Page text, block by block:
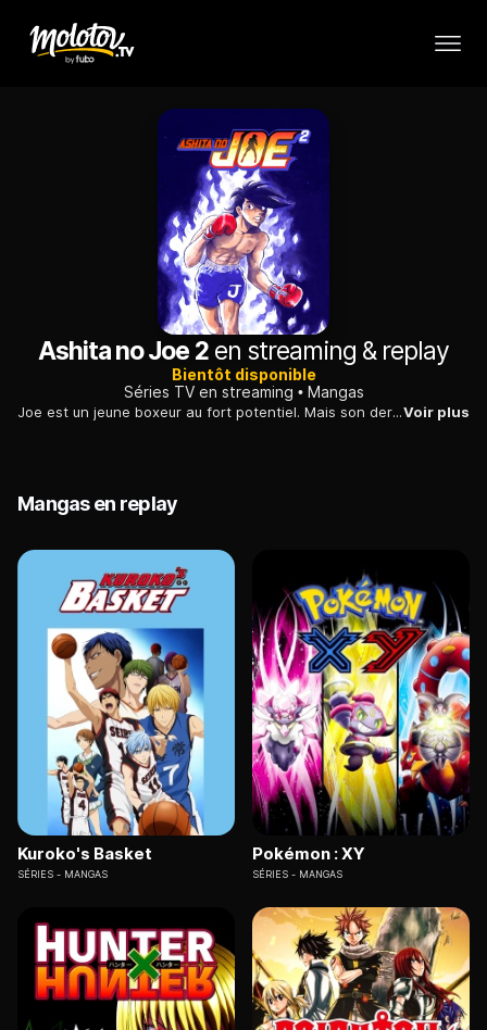
Ashita no Joe 2en streaming & replay
Bientôt disponible
Séries TV en streaming
Mangas
Joe est un jeune boxeur au fort potentiel. Mais son dernier match l'a amené à quitter cette discipline car il a tué accidentellement son adversaire. Tombé dans l'oubli pendant des années, il refait enfin surface.Voir plus
Mangas en replay
Kuroko's Basket
SÉRIES MANGAS
Pokémon : XY
SÉRIES MANGAS